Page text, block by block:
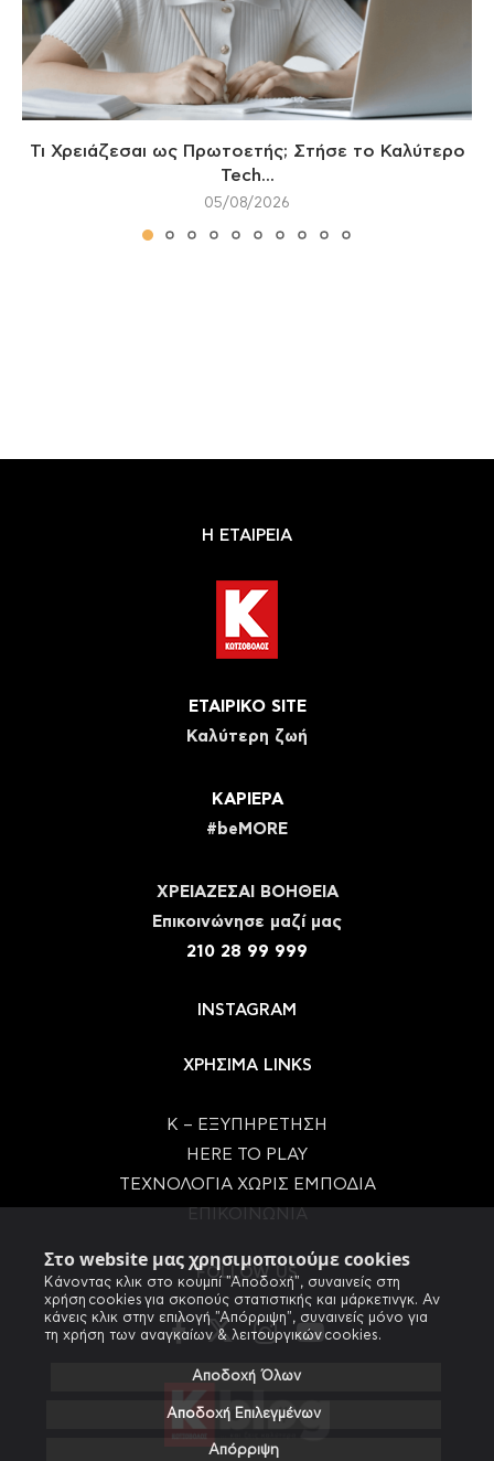
Στο website μας χρησιμοποιούμε cookies
Κάνοντας κλικ στο κουμπί "Αποδοχή", συναινείς στη
χρήση cookies για σκοπούς στατιστικής και μάρκετινγκ. Αν
κάνεις κλικ στην επιλογή "Απόρριψη", συναινείς μόνο για
τη χρήση των αναγκαίων & λειτουργικών cookies.
Αποδοχή Όλων
Αποδοχή Επιλεγμένων
Απόρριψη
Τι Χρειάζεσαι ως Πρωτοετής; Στήσε το Καλύτερο
Tech...
05/08/2026
Η ΕΤΑΙΡΕΙΑ
ΕΤΑΙΡΙΚΟ SITE
Καλύτερη ζωή
ΚΑΡΙΕΡΑ
#beMORE
ΧΡΕΙΑΖΕΣΑΙ ΒΟΗΘΕΙΑ
Eπικοινώνησε μαζί μας
210 28 99 999
INSTAGRAM
ΧΡΗΣΙΜΑ LINKS
Κ – ΕΞΥΠΗΡΕΤΗΣΗ
HERE TO PLAY
ΤΕΧΝΟΛΟΓΙΑ ΧΩΡΙΣ ΕΜΠΟΔΙΑ
FOLLOW US